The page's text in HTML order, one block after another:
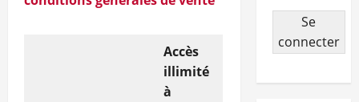
Accès
illimité
à
Se
connecter